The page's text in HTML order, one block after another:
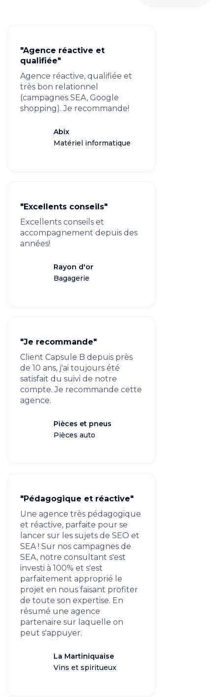
"Agence réactive et
qualifiée"
Agence réactive, qualifiée et
très bon relationnel
(campagnes SEA, Google
shopping). Je recommande!
Abix
Matériel informatique
"Excellents conseils"
Excellents conseils et
accompagnement depuis des
années!
Rayon d'or
Bagagerie
"Je recommande"
Client Capsule B depuis près
de 10 ans, j'ai toujours été
satisfait du suivi de notre
compte. Je recommande cette
agence.
Pièces et pneus
Pièces auto
"Pédagogique et réactive"
Une agence très pédagogique
et réactive, parfaite pour se
lancer sur les sujets de SEO et
SEA ! Sur nos campagnes de
SEA, notre consultant s'est
investi à 100% et s'est
parfaitement approprié le
projet en nous faisant profiter
de toute son expertise. En
résumé une agence
partenaire sur laquelle on
peut s'appuyer.
La Martiniquaise
Vins et spiritueux